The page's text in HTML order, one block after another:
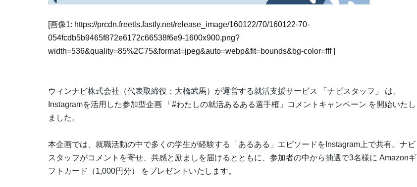
[画像1: https://prcdn.freetls.fastly.net/release_image/160122/70/160122-70-
054fcdb5b9465f872e6172c66538f6e9-1600x900.png?
width=536&quality=85%2C75&format=jpeg&auto=webp&fit=bounds&bg-color=fff]
ウィンナビ株式会社（代表取締役：大橋武馬）が運営する就活支援サービス 「ナビスタッフ」 は、
Instagramを活用した参加型企画 「#わたしの就活あるある選手権」コメントキャンペーン を開始いたし
ました。
本企画では、就職活動の中で多くの学生が経験する「あるある」エピソードをInstagram上で共有。ナビ
スタッフがコメントを寄せ、共感と励ましを届けるとともに、参加者の中から抽選で3名様に Amazonギ
フトカード（1,000円分） をプレゼントいたします。